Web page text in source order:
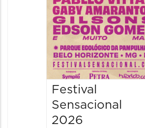
Festival
Sensacional
2026